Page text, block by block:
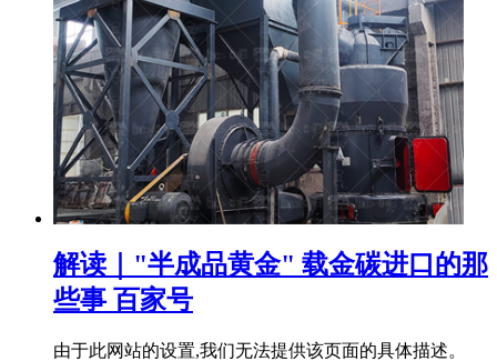
解读｜"半成品黄金" 载金碳进口的那
些事 百家号
由于此网站的设置,我们无法提供该页面的具体描述。